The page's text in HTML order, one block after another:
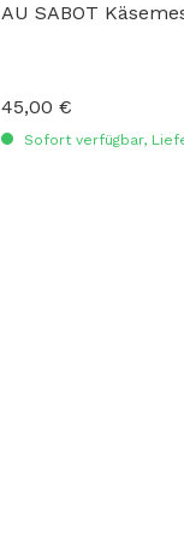
AU SABOT
Regulärer Preis:
45,00 €
Sofort verfügbar,